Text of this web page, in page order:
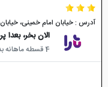
آدرس : خیابان امام خمینی،
الان بخر،
4 قسطه ماهانه بدون سود